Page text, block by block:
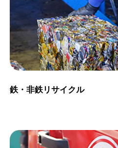
鉄・非鉄リサイクル